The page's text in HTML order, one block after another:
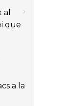
que
a la